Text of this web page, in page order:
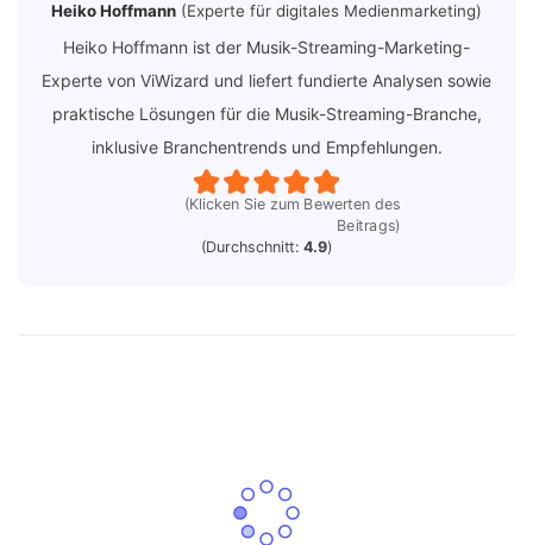
Heiko Hoffmann (Experte für digitales Medienmarketing)
Heiko Hoffmann ist der Musik-Streaming-Marketing-
Experte von ViWizard und liefert fundierte Analysen sowie
praktische Lösungen für die Musik-Streaming-Branche,
inklusive Branchentrends und Empfehlungen.
(Klicken Sie zum Bewerten des
Beitrags)
(Durchschnitt:4.9)